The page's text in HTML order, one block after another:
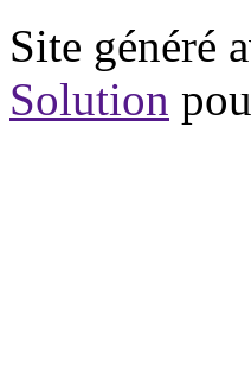
Site généré
Solution